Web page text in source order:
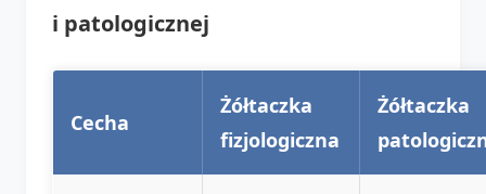
i patologicznej
Cecha
Żółtaczka
fizjologiczna
Żółtaczka